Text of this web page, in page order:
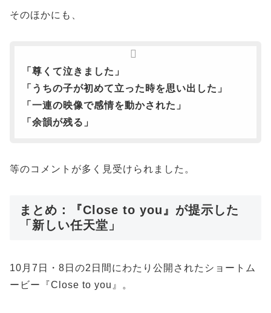
そのほかにも、
「尊くて泣きました」
「うちの子が初めて立った時を思い出した」
「一連の映像で感情を動かされた」
「余韻が残る」
等のコメントが多く見受けられました。
まとめ：『Close to you』が提示した
「新しい任天堂」
10月7日・8日の2日間にわたり公開されたショートム
ービー『Close to you』。